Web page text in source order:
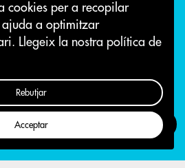
cookies per a recopilar
ajuda a optimitzar
Llegeix la nostra política de
Rebutjar
Acceptar Campanya